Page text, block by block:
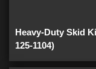
Heavy-Duty Skid
125-1104)